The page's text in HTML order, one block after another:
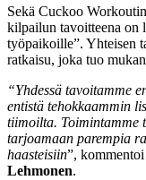
Sekä Cuckoo
kilpailun tavoitteena on
työpaikoille”. Yhteisen
ratkaisu, joka tuo
“Yhdessä tavoitamme
entistä tehokkaammin
tiimoilta. Toimintamme
tarjoamaan parempia
haasteisiin”,
Lehmonen.